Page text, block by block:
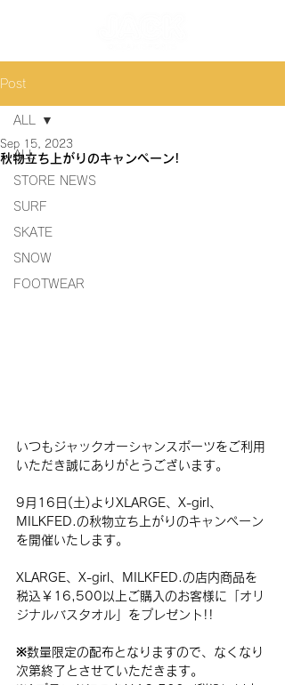
Post
ALL
STORE NEWS
SURF
SKATE
SNOW
FOOTWEAR
ALL
秋物立ち上がりのキャンペーン!
Sep 15, 2023
いつもジャックオーシャンスポーツをご利用
いただき誠にありがとうございます。
9月16日(土)よりXLARGE、X-girl、
MILKFED.の秋物立ち上がりのキャンペーン
を開催いたします。
XLARGE、X-girl、MILKFED.の店内商品を
税込￥16,500以上ご購入のお客様に「オリ
ジナルバスタオル」をプレゼント!!
※数量限定の配布となりますので、なくなり
次第終了とさせていただきます。